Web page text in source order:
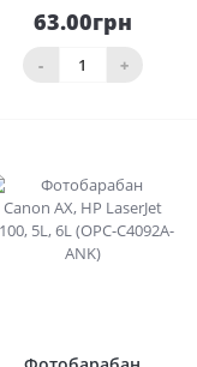
63.00грн
- +
кошика